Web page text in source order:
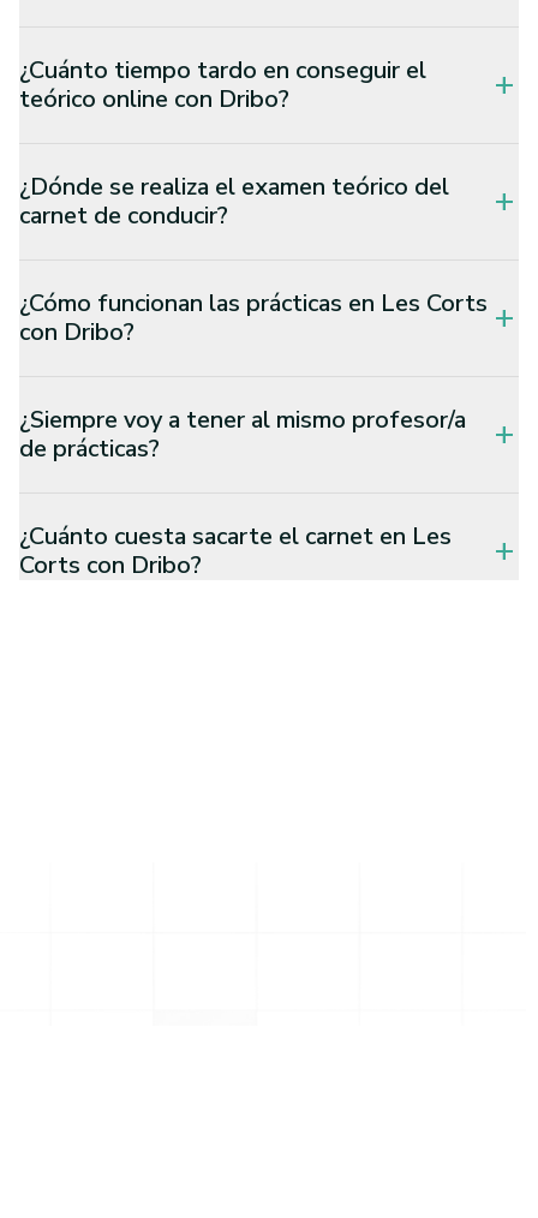
¿Cuánto tiempo tardo en conseguir el
teórico online con Dribo?
add
¿Dónde se realiza el examen teórico del
carnet de conducir?
add
¿Cómo funcionan las prácticas en Les Corts
con Dribo?
add
¿Siempre voy a tener al mismo profesor/a
de prácticas?
add
¿Cuánto cuesta sacarte el carnet en Les
Corts con Dribo?
add